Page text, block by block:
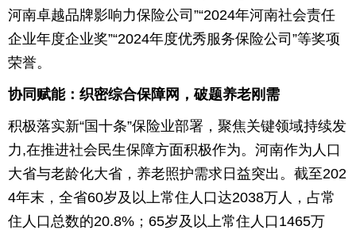
河南卓越品牌影响力保险公司”“2024年河南社会责任
企业年度企业奖”“2024年度优秀服务保险公司”等奖项
荣誉。
协同赋能：织密综合保障网，破题养老刚需
积极落实新“国十条”保险业部署，聚焦关键领域持续发
力,在推进社会民生保障方面积极作为。河南作为人口
大省与老龄化大省，养老照护需求日益突出。截至202
4年末，全省60岁及以上常住人口达2038万人，占常
住人口总数的20.8%；65岁及以上常住人口1465万